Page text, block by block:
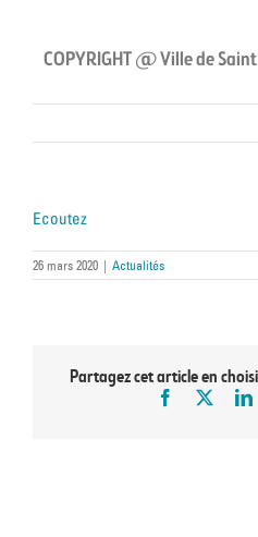
Ecoutez
26 mars 2020 | Actualités
Partagez cet article en
COPYRIGHT @ Ville de